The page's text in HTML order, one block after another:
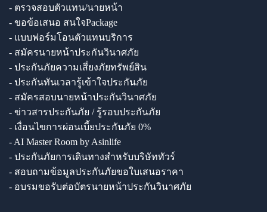
- ตรวจสอบตัวแทน/นายหน้า
- ขอข้อเสนอ สนใจPackage
- แบบฟอร์มโอนตัวแทนบริการ
- สมัครนายหน้าประกันวินาศภัย
- ประกันภัยความเสี่ยงภัยทรัพย์สิน
- ประกันทันเวลารู้เข้าใจประกันภัย
- สมัครสอบนายหน้าประกันวินาศภัย
- ข่าวสารประกันภัย / รู้รอบประกันภัย
- เงื่อนไขการผ่อนเบี้ยประกันภัย 0%
- AI Master Room by Asinlife
- ประกันภัยการเดินทางสำหรับบริษัททัวร์
- สอบถามข้อมูลประกันภัยขอใบเสนอราคา
- อบรมขอรับต่อบัตรนายหน้าประกันวินาศภัย